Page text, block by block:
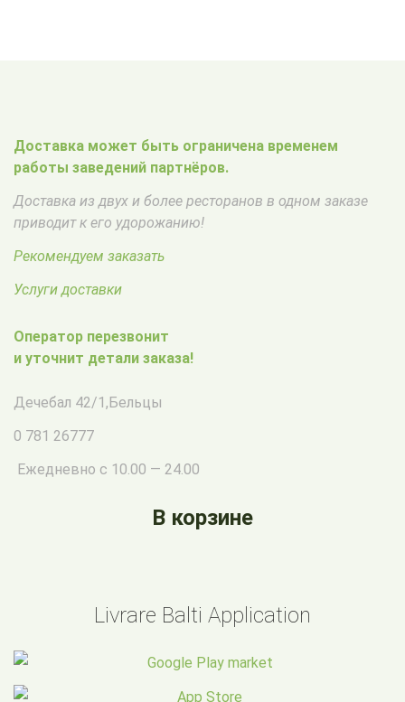
Доставка может быть ограничена временем
работы заведений партнёров.
Доставка из двух и более ресторанов в одном заказе
приводит к его удорожанию!
Рекомендуем заказать
Услуги доставки
Оператор перезвонит
и уточнит детали заказа!
Дечебал 42/1 , Бельцы
0 781 26777
Ежедневно с 10.00 — 24.00
В корзине
Livrare Balti Application